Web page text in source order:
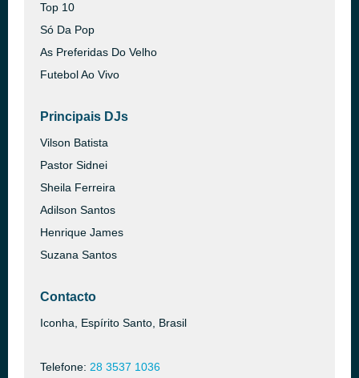
Top 10
Só Da Pop
As Preferidas Do Velho
Futebol Ao Vivo
Principais DJs
Vilson Batista
Pastor Sidnei
Sheila Ferreira
Adilson Santos
Henrique James
Suzana Santos
Contacto
Iconha, Espírito Santo, Brasil
Telefone: 28 3537 1036